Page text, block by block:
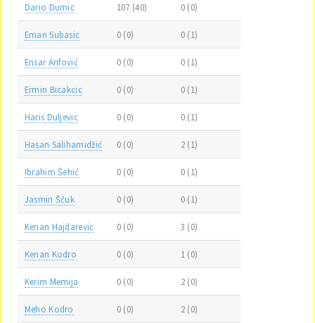
Dario Dumic 107 (40) 0 (0)
Eman Subasic 0 (0) 0 (1)
Ensar Arifović 0 (0) 0 (1)
Ermin Bicakcic 0 (0) 0 (1)
Haris Duljevic 0 (0) 0 (1)
Hasan Salihamidžić 0 (0) 2 (1)
Ibrahim Šehić 0 (0) 0 (1)
Jasmin Ščuk 0 (0) 0 (1)
Kenan Hajdarevic 0 (0) 3 (0)
Kenan Kodro 0 (0) 1 (0)
Kerim Memija 0 (0) 2 (0)
Meho Kodro 0 (0) 2 (0)